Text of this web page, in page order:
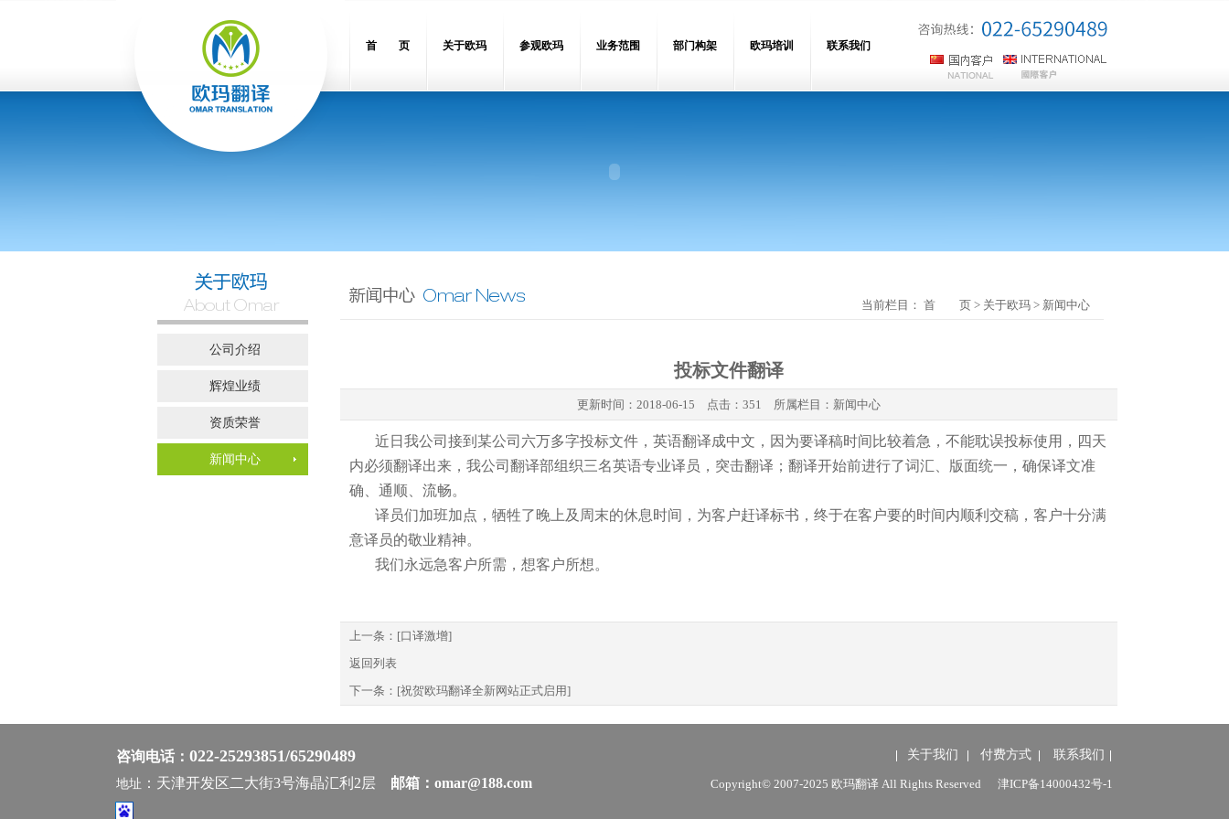
首 页 关于欧玛 参观欧玛 业务范围 部门构架 欧玛培训 联系我们
公司介绍
辉煌业绩
资质荣誉
新闻中心
当前栏目： 首 页 > 关于欧玛 > 新闻中心
投标文件翻译
更新时间： 2018-06-15 点击：351 所属栏目： 新闻中心
近日我公司接到某公司六万多字投标文件，英语翻译成中文，因为要译稿时间比较着急，不能耽误投标使用，四天
内必须翻译出来，我公司翻译部组织三名英语专业译员，突击翻译；翻译开始前进行了词汇、版面统一，确保译文准
确、通顺、流畅。
译员们加班加点，牺牲了晚上及周末的休息时间，为客户赶译标书，终于在客户要的时间内顺利交稿，客户十分满
意译员的敬业精神。
我们永远急客户所需，想客户所想。
上一条： [口译激增]
返回列表
下一条： [祝贺欧玛翻译全新网站正式启用]
关于我们 付费方式 联系我们
咨询电话： 022-25293851/65290489
地址 ：天津开发区二大街3号海晶汇利2层 邮箱：omar@188.com Copyright© 2007-2025 欧玛翻译 All Rights Reserved 津ICP备14000432号-1